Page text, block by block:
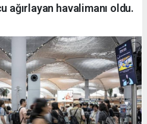
ağırlayan havalimanı oldu.